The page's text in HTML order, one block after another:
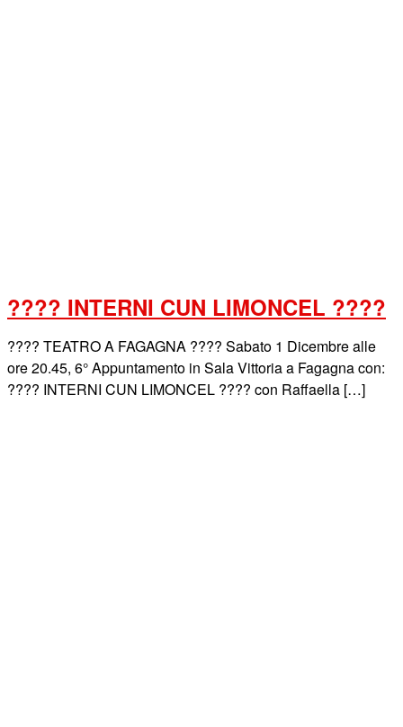
???? INTERNI CUN LIMONCEL ????
???? TEATRO A FAGAGNA ???? Sabato 1 Dicembre alle
ore 20.45, 6° Appuntamento in Sala Vittoria a Fagagna con:
???? INTERNI CUN LIMONCEL ???? con Raffaella […]